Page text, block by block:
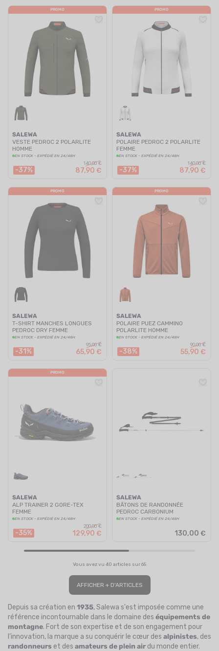
PROMO
SALEWA
VESTE PEDROC 2 POLARLITE
HOMME
EN STOCK - EXPÉDIÉ EN 24/48H
-37%
140,00 €
87,90 €
PROMO
SALEWA
POLAIRE PEDROC 2 POLARLITE
FEMME
EN STOCK - EXPÉDIÉ EN 24/48H
-37%
140,00 €
87,90 €
PROMO
SALEWA
T-SHIRT MANCHES LONGUES
PEDROC DRY FEMME
EN STOCK - EXPÉDIÉ EN 24/48H
-31%
95,00 €
65,90 €
PROMO
SALEWA
POLAIRE PUEZ CAMMINO
POLARLITE HOMME
EN STOCK - EXPÉDIÉ EN 24/48H
-38%
90,00 €
55,90 €
PROMO
SALEWA
ALP TRAINER 2 GORE-TEX
FEMME
EN STOCK - EXPÉDIÉ EN 24/48H
-35%
200,00 €
129,90 €
SALEWA
BÂTONS DE RANDONNÉE
PEDROC CARBONIUM
EN STOCK - EXPÉDIÉ EN 24/48H
130,00 €
Vous avez vu 40 articles sur 65
AFFICHER + D'ARTICLES
Depuis sa création en 1935, Salewa s'est imposée comme une
référence incontournable dans le domaine des équipements de
montagne. Fort de son expertise et de son engagement pour
l'innovation, la marque a su conquérir le cœur des alpinistes, des
randonneurs et des amateurs de plein air du monde entier.